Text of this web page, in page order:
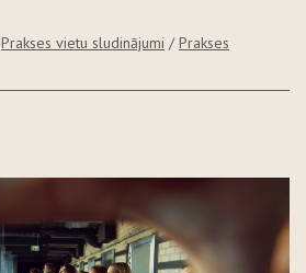
Prakses vietu sludinājumi /Prakses